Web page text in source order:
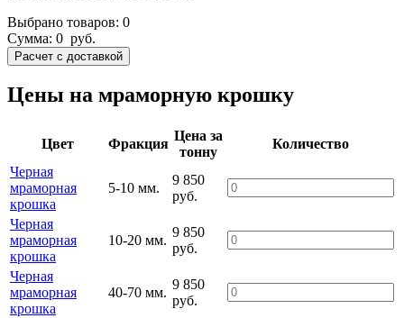
Выбрано товаров: 0
Сумма: 0 руб.
Цены на мраморную крошку
Цвет Фракция
Цена за
тонну
Количество
Черная
мраморная
крошка
5-10 мм.
9 850
руб.
Черная
мраморная
крошка
10-20 мм.
9 850
руб.
Черная
мраморная
крошка
40-70 мм.
9 850
руб.